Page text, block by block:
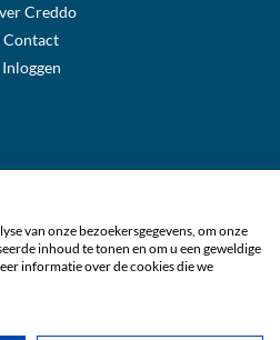
Creddo
Contact
Inloggen
Sverige
van onze bezoekersgegevens, om onze
inhoud te tonen en om u een geweldige
informatie over de cookies die we